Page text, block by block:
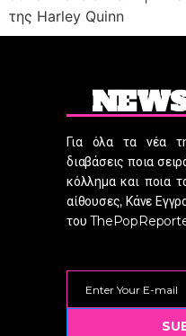
της Harley Quinn
Για όλα τα νέα
διαβάσεις ποια
κόλλημα και ποια
αίθουσες, Κάνε
του